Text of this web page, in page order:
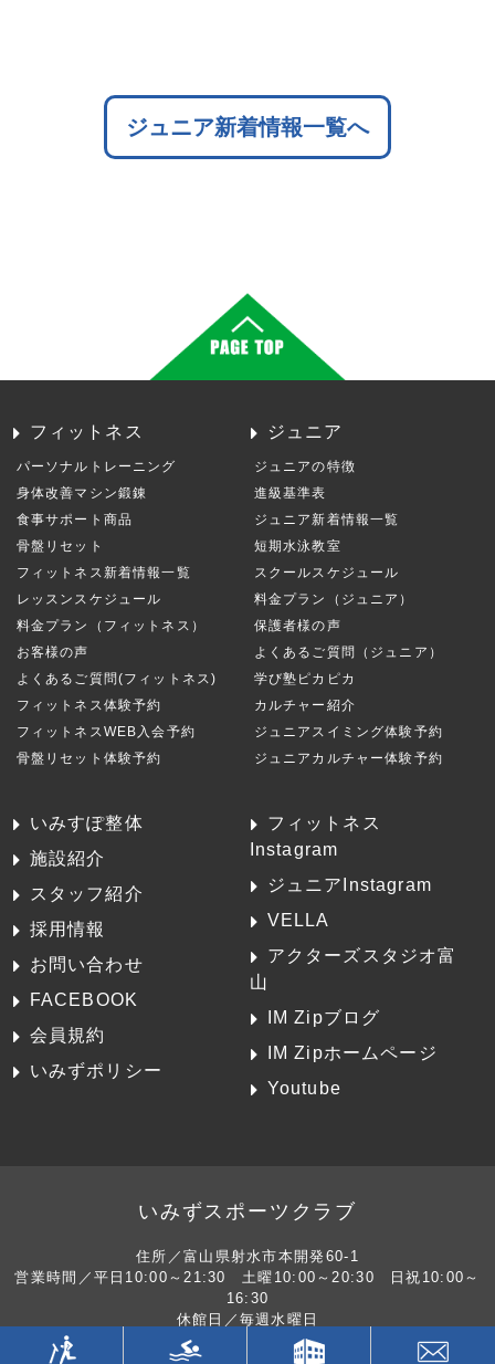
ジュニア新着情報一覧へ
フィットネス
パーソナルトレーニング
身体改善マシン鍛錬
食事サポート商品
骨盤リセット
フィットネス新着情報一覧
レッスンスケジュール
料金プラン（フィットネス）
お客様の声
よくあるご質問(フィットネス)
フィットネス体験予約
フィットネスWEB入会予約
骨盤リセット体験予約
ジュニア
ジュニアの特徴
進級基準表
ジュニア新着情報一覧
短期水泳教室
スクールスケジュール
料金プラン（ジュニア）
保護者様の声
よくあるご質問（ジュニア）
学び塾ピカピカ
カルチャー紹介
ジュニアスイミング体験予約
ジュニアカルチャー体験予約
いみすぽ整体
施設紹介
スタッフ紹介
採用情報
お問い合わせ
FACEBOOK
会員規約
いみずポリシー
フィットネス
Instagram
ジュニアInstagram
VELLA
アクターズスタジオ富
山
IM Zipブログ
IM Zipホームページ
Youtube
いみずスポーツクラブ
住所／富山県射水市本開発60-1
営業時間／平日10:00～21:30 土曜10:00～20:30 日祝10:00～
16:30
休館日／毎週水曜日